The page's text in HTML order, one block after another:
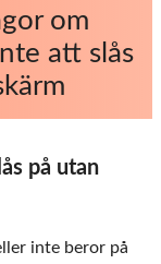
om
att slås
på utan
inte beror på